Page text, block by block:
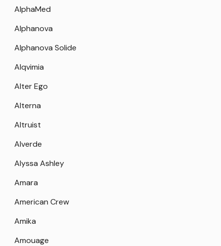
AlphaMed
Alphanova
Alphanova Solide
Alqvimia
Alter Ego
Alterna
Altruist
Alverde
Alyssa Ashley
Amara
American Crew
Amika
Amouage